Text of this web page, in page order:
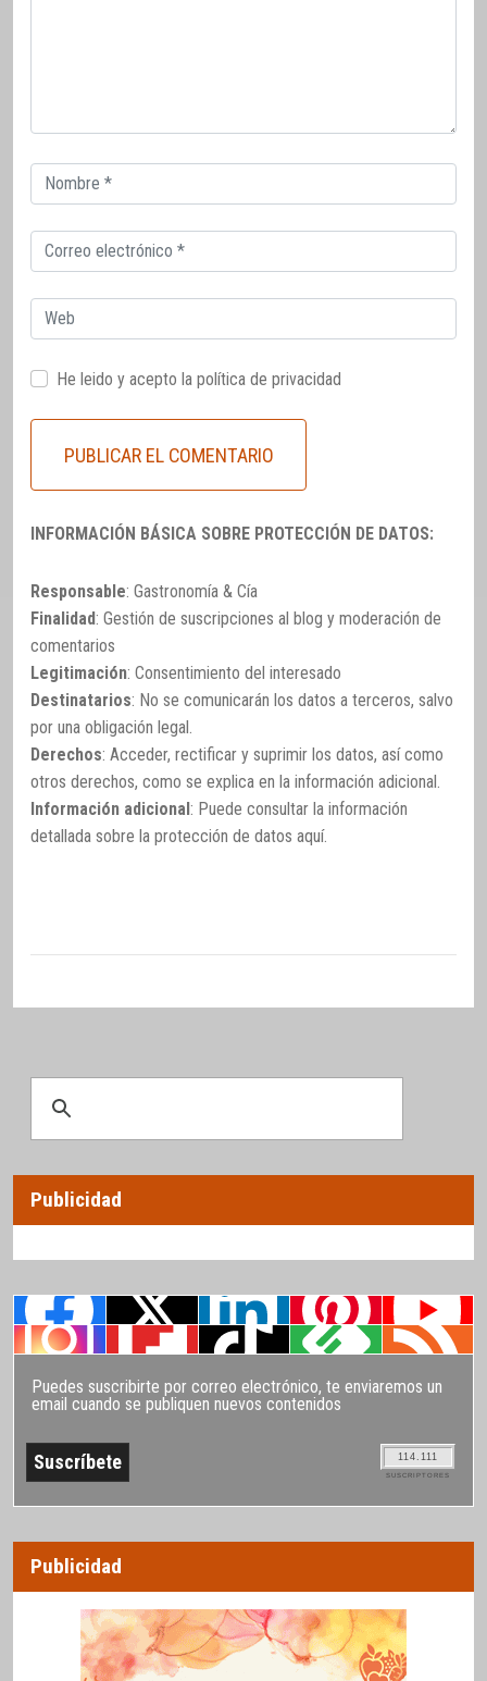
Correo
electrónico
Correo
electrónico
Web
He leido y acepto la política de privacidad
INFORMACIÓN BÁSICA SOBRE PROTECCIÓN DE DATOS:
Responsable: Gastronomía & Cía
Finalidad: Gestión de suscripciones al blog y moderación de
comentarios
Legitimación: Consentimiento del interesado
Destinatarios: No se comunicarán los datos a terceros, salvo
por una obligación legal.
Derechos: Acceder, rectificar y suprimir los datos, así como
otros derechos, como se explica en la información adicional.
Información adicional: Puede consultar la información
detallada sobre la protección de datos aquí.
Publicidad
Puedes suscribirte por correo electrónico, te enviaremos un
email cuando se publiquen nuevos contenidos
114.111
SUSCRIPTORES
Publicidad